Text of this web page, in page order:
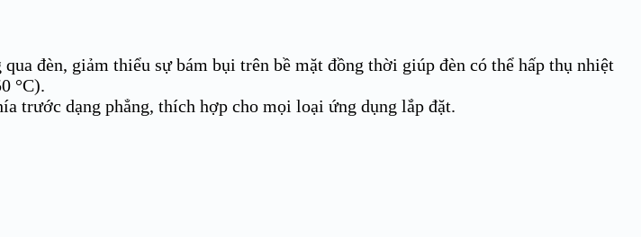
đèn, giảm thiểu sự bám bụi trên bề mặt đồng thời giúp đèn có thể hấp thụ nhiệt
°C).
trước dạng phẳng, thích hợp cho mọi loại ứng dụng lắp đặt.